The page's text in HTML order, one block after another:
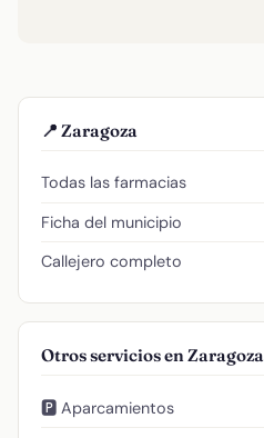
📍 Zaragoza
Todas las farmacias
Ficha del municipio
Callejero completo
Otros servicios en Zaragoza
🅿️ Aparcamientos